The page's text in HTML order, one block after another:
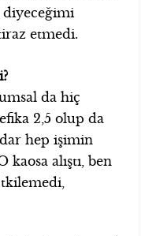
diyeceğimi
etmedi.
da hiç
2,5 olup da
hep işimin
kaosa alıştı, ben